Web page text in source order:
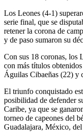
Los Leones (4-1)
serie final, que se
retener la corona de
y de paso sumaron su
Con sus 18 coronas, los
con más títulos
Águilas Cibaeñas (22) y
El triunfo conquistado
posibilidad de defender
Caribe, ya que se
torneo de capeones del
Guadalajara, México,